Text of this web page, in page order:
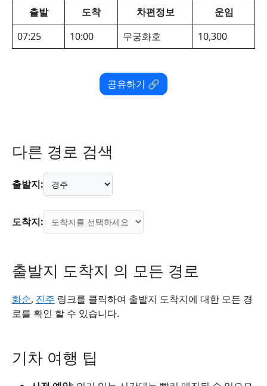
출발 도착 차편정보
운임
07:25
10:00 무궁화호 10,300
공유하기 🔗
다른 경로 검색
출발지:
도착지:
출발지 도착지 의 모든 경로
화순, 진주 링크를 클릭하여 출발지 도착지에 대한 모든 경
로를 확인 할 수 있습니다.
기차 여행 팁